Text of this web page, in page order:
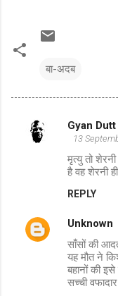
बा-अदब
C
n
Gyan
13
मृत्यु तो
है वह शेरनी
REPLY
Unknown
साँसों की
यह मौत ने
बहानों की
सच्ची